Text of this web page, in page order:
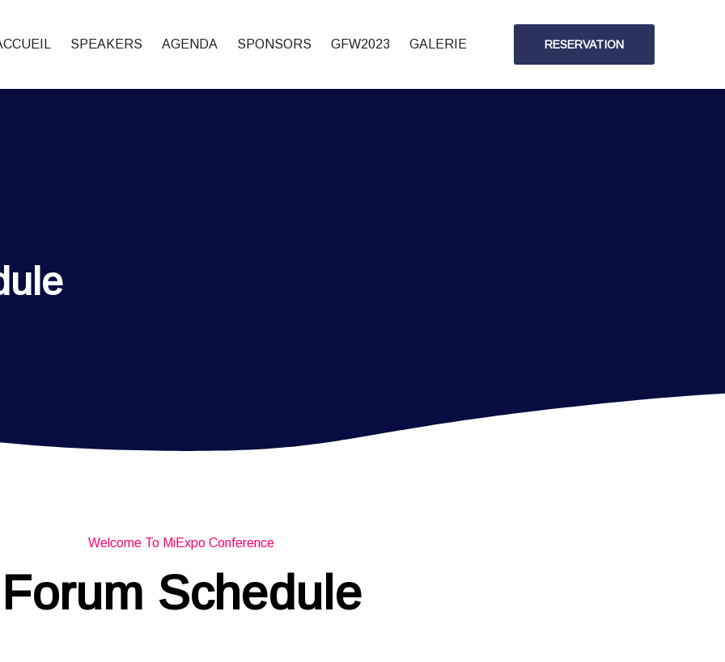
SPEAKERS AGENDA SPONSORS GFW2023 GALERIE RESERVATION
Welcome To MiExpo Conference
Forum Schedule